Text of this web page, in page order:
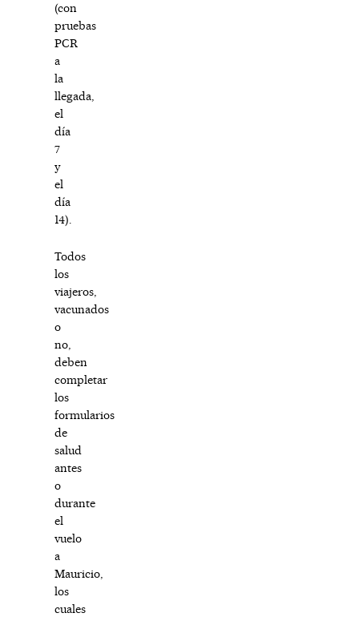
(con
pruebas
PCR
a
la
llegada,
el
día
7
y
el
día
14).
Todos
los
viajeros,
vacunados
o
no,
deben
completar
los
formularios
de
salud
antes
o
durante
el
vuelo
a
Mauricio,
los
cuales